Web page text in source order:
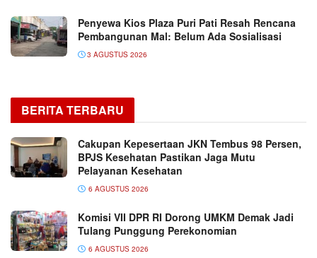
Penyewa Kios Plaza Puri Pati Resah Rencana
Pembangunan Mal: Belum Ada Sosialisasi
3 AGUSTUS 2026
BERITA TERBARU
Cakupan Kepesertaan JKN Tembus 98 Persen,
BPJS Kesehatan Pastikan Jaga Mutu
Pelayanan Kesehatan
6 AGUSTUS 2026
Komisi VII DPR RI Dorong UMKM Demak Jadi
Tulang Punggung Perekonomian
6 AGUSTUS 2026